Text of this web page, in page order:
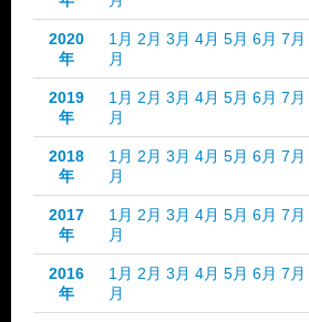
2020
年
1月 2月 3月 4月 5月 6月 7月
月
2019
年
1月 2月 3月 4月 5月 6月 7月
月
2018
年
1月 2月 3月 4月 5月 6月 7月
月
2017
年
1月 2月 3月 4月 5月 6月 7月
月
2016
年
1月 2月 3月 4月 5月 6月 7月
月